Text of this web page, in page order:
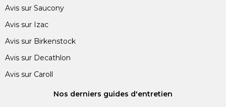
Avis sur Saucony
Avis sur Izac
Avis sur Birkenstock
Avis sur Decathlon
Avis sur Caroll
Nos derniers guides d'entretien